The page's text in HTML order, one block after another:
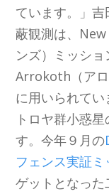
ています。」
蔽観測は、
ンズ）ミッシ
Arrokoth（アロ
に用いられて
トロヤ群小惑
す。今年９月の
フェンス実証ミ
ゲットとなっ